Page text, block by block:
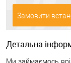
Замовити
Детальна